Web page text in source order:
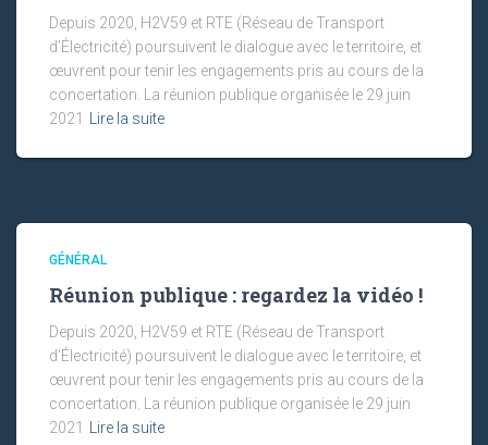
Depuis 2020, H2V59 et RTE (Réseau de Transport
d’Électricité) poursuivent le dialogue avec le territoire, et
œuvrent pour tenir les engagements pris au cours de la
concertation. La réunion publique organisée le 29 juin
2021
Lire la suite
GÉNÉRAL
Réunion publique : regardez la vidéo !
Depuis 2020, H2V59 et RTE (Réseau de Transport
d’Électricité) poursuivent le dialogue avec le territoire, et
œuvrent pour tenir les engagements pris au cours de la
concertation. La réunion publique organisée le 29 juin
2021
Lire la suite